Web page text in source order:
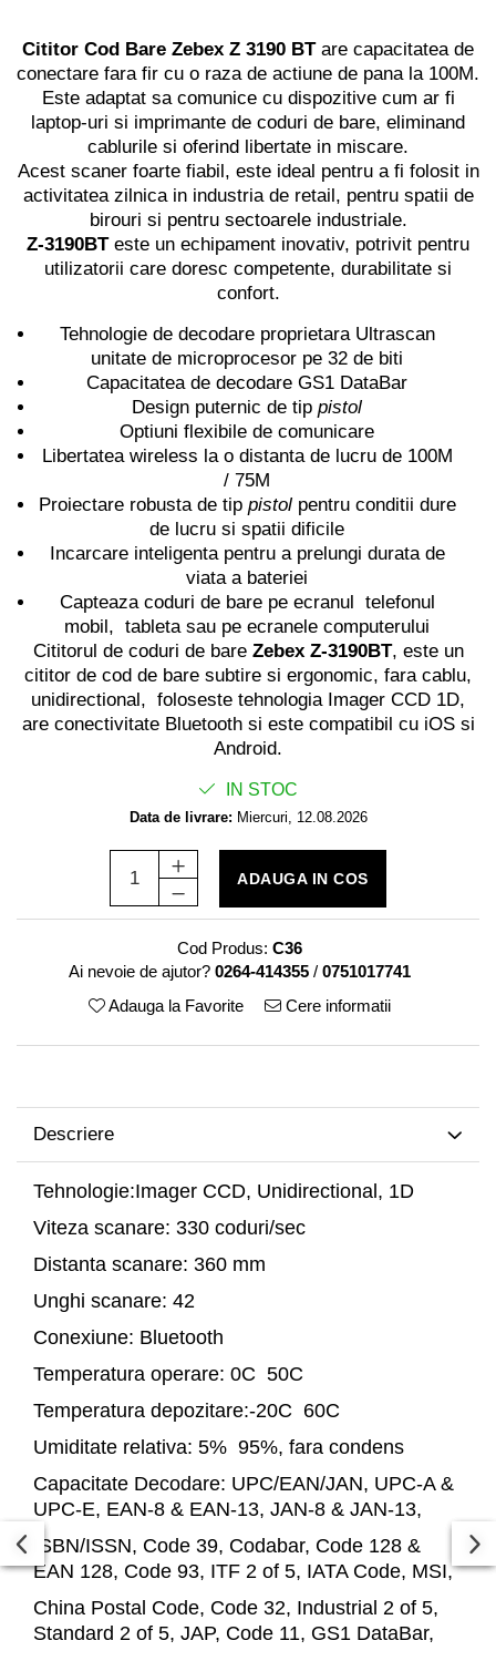
Cititor Cod Bare Zebex Z 3190 BTare capacitatea de
conectare fara fir cu o raza de actiune de pana la 100M.
Este adaptat sa comunice cu dispozitive cum ar fi
laptop-uri si imprimante de coduri de bare, eliminand
cablurile si oferind libertate in miscare.
Acest scaner foarte fiabil, este ideal pentru a fi folosit in
activitatea zilnica in industria de retail, pentru spatii de
birouri si pentru sectoarele industriale.
Z-3190BT este un echipament inovativ, potrivit pentru
utilizatorii care doresc competente, durabilitate si
confort.
Tehnologie de decodare proprietara Ultrascan
unitate de microprocesor pe 32 de biti
Capacitatea de decodare GS1 DataBar
Design puternic de tip pistol
Optiuni flexibile de comunicare
Libertatea wireless la o distanta de lucru de 100M
/ 75M
Proiectare robusta de tippistolpentru conditii dure
de lucru si spatii dificile
Incarcare inteligenta pentru a prelungi durata de
viata a bateriei
Capteaza coduri de bare pe ecranul telefonul
mobil, tableta sau pe ecranele computerului
Cititorul de coduri de bare Zebex Z-3190BT, este un
cititor de cod de bare subtire si ergonomic, fara cablu,
unidirectional, foloseste tehnologia Imager CCD 1D,
are conectivitate Bluetooth si este compatibil cu iOS si
Android.
IN STOC
Data de livrare: Miercuri, 12.08.2026
ADAUGA IN COS
Cod Produs: C36
Ai nevoie de ajutor? 0264-414355 / 0751017741
Adauga la Favorite
Cere informatii
Descriere
Tehnologie:Imager CCD, Unidirectional, 1D
Viteza scanare: 330 coduri/sec
Distanta scanare: 360 mm
Unghi scanare: 42
Conexiune: Bluetooth
Temperatura operare: 0C 50C
Temperatura depozitare:-20C 60C
Umiditate relativa: 5% 95%, fara condens
Capacitate Decodare: UPC/EAN/JAN, UPC-A &
UPC-E, EAN-8 & EAN-13, JAN-8 & JAN-13,
ISBN/ISSN, Code 39, Codabar, Code 128 &
EAN 128, Code 93, ITF 2 of 5, IATA Code, MSI,
China Postal Code, Code 32, Industrial 2 of 5,
Standard 2 of 5, JAP, Code 11, GS1 DataBar,